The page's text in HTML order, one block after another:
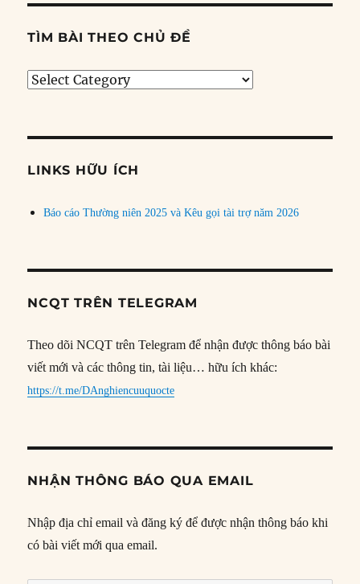
TÌM BÀI THEO CHỦ ĐỀ
Tìm
đề
LINKS HỮU ÍCH
Báo cáo Thường niên 2025 và Kêu gọi tài trợ năm 2026
NCQT TRÊN TELEGRAM
Theo dõi NCQT trên Telegram để nhận được thông báo bài
viết mới và các thông tin, tài liệu… hữu ích khác:
https://t.me/DAnghiencuuquocte
NHẬN THÔNG BÁO QUA EMAIL
Nhập địa chỉ email và đăng ký để được nhận thông báo khi
có bài viết mới qua email.